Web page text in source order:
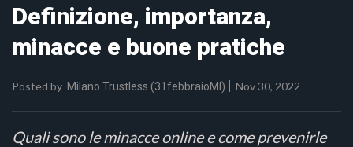
Definizione, importanza,
minacce e buone pratiche
Posted by Milano Trustless (31febbraioMI) Nov 30, 2022
Quali sono le minacce online e come prevenirle